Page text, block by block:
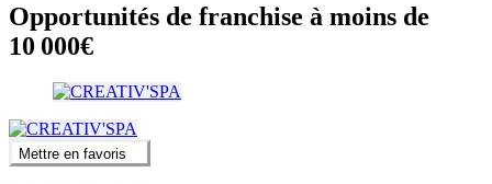
Opportunités de franchise à moins de
10 000€
Mettre en favoris